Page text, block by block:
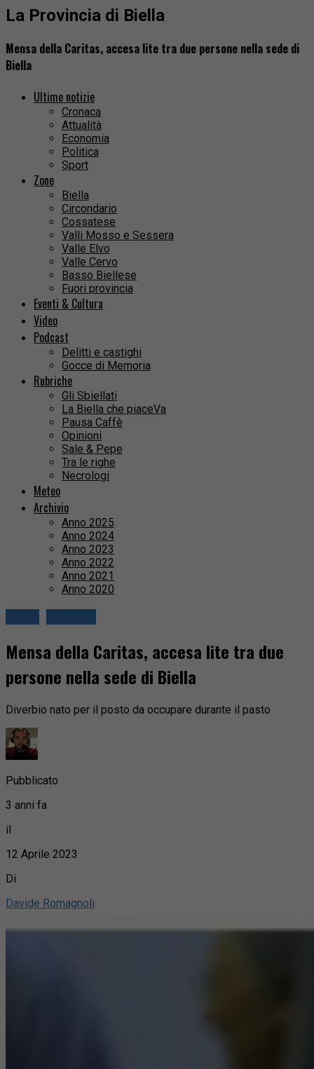
La Provincia di Biella
Mensa della Caritas, accesa lite tra due persone nella sede di
Biella
Ultime notizie
Cronaca
Attualità
Economia
Politica
Sport
Zone
Biella
Circondario
Cossatese
Valli Mosso e Sessera
Valle Elvo
Valle Cervo
Basso Biellese
Fuori provincia
Eventi & Cultura
Video
Podcast
Delitti e castighi
Gocce di Memoria
Rubriche
Gli Sbiellati
La Biella che piaceVa
Pausa Caffè
Opinioni
Sale & Pepe
Tra le righe
Necrologi
Meteo
Archivio
Anno 2025
Anno 2024
Anno 2023
Anno 2022
Anno 2021
Anno 2020
Mensa della Caritas, accesa lite tra due
persone nella sede di Biella
Diverbio nato per il posto da occupare durante il pasto
Pubblicato
3 anni fa
il
12 Aprile 2023
Di
Davide Romagnoli